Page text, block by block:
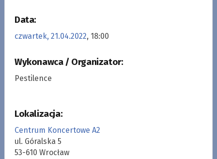
Data:
czwartek, 21.04.2022, 18:00
Wykonawca / Organizator:
Pestilence
Lokalizacja:
Centrum Koncertowe A2
ul. Góralska 5
53-610 Wrocław